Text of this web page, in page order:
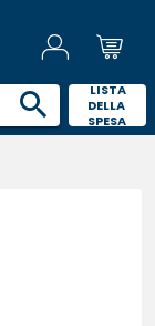
LISTA
DELLA
SPESA